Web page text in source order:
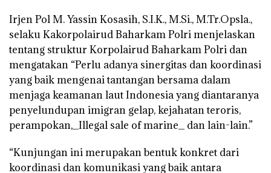
Irjen Pol M. Yassin Kosasih, S.I.K., M.Si., M.Tr.Opsla.,
selaku Kakorpolairud Baharkam Polri menjelaskan
tentang struktur Korpolairud Baharkam Polri dan
mengatakan “Perlu adanya sinergitas dan koordinasi
yang baik mengenai tantangan bersama dalam
menjaga keamanan laut Indonesia yang diantaranya
penyelundupan imigran gelap, kejahatan teroris,
perampokan,_Illegal sale of marine_ dan lain-lain.”
“Kunjungan ini merupakan bentuk konkret dari
koordinasi dan komunikasi yang baik antara